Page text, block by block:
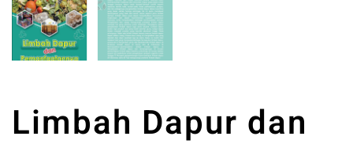
Limbah Dapur dan